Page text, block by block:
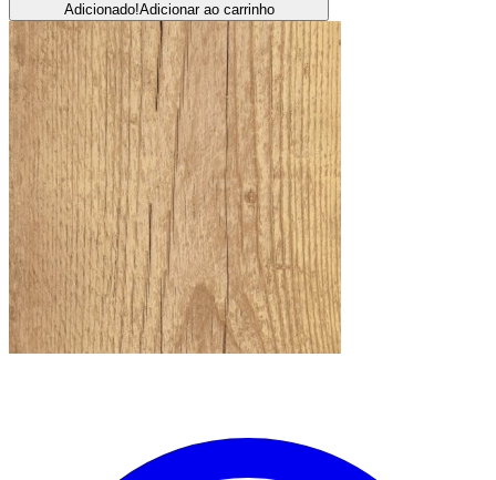
Adicionado!Adicionar ao carrinho